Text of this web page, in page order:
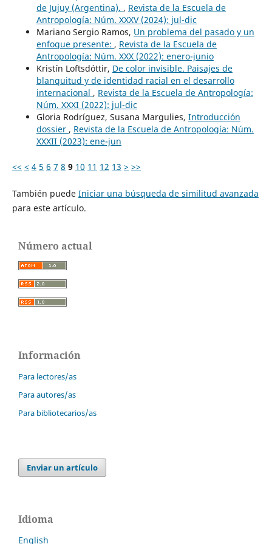
de Jujuy (Argentina). , Revista de la Escuela de
Antropología: Núm. XXXV (2024): jul-dic
Mariano Sergio Ramos, Un problema del pasado y un
enfoque presente: , Revista de la Escuela de
Antropología: Núm. XXX (2022): enero-junio
Kristín Loftsdóttir, De color invisible. Paisajes de
blanquitud y de identidad racial en el desarrollo
internacional , Revista de la Escuela de Antropología:
Núm. XXXI (2022): jul-dic
Gloria Rodríguez, Susana Margulies, Introducción
dossier , Revista de la Escuela de Antropología: Núm.
XXXII (2023): ene-jun
<< < 4 5 6 7 8 9 10 11 12 13 > >>
También puede Iniciar una búsqueda de similitud avanzada
para este artículo.
Número actual
Información
Para lectores/as
Para autores/as
Para bibliotecarios/as
Enviar un artículo
Idioma
English